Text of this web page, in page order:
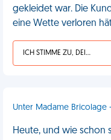
gekleidet war. Die
eine Wette verloren
ICH STIMME ZU, DEIN LEBEN IST SCHEISSE
Unter Madame Bricolage -
Heute, und wie schon